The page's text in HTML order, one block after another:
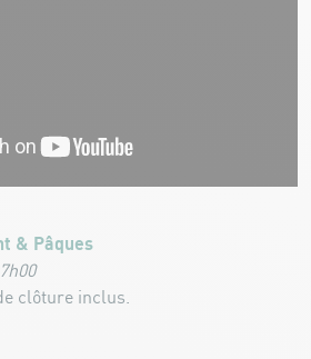
& Pâques
clôture inclus.